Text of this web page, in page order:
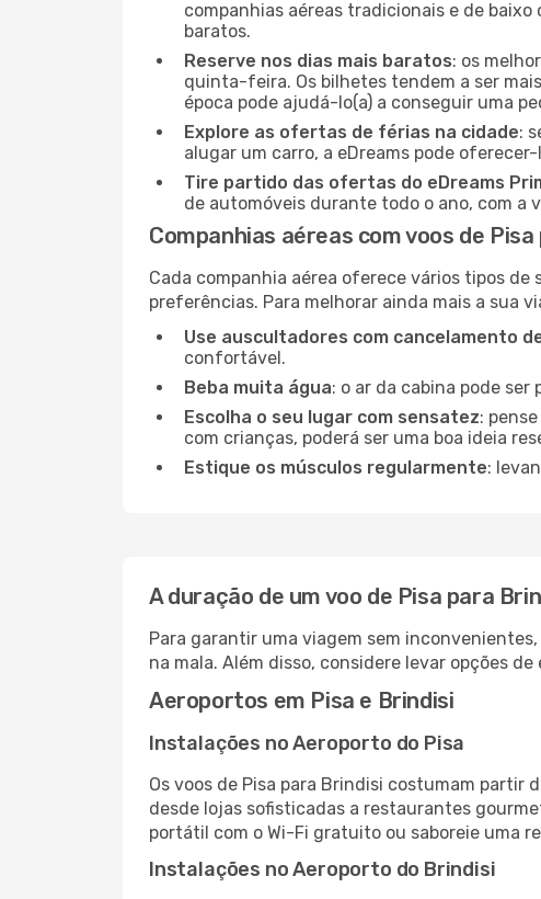
companhias aéreas tradicionais e de
baratos.
Reserve nos dias mais baratos: os
quinta-feira. Os bilhetes tendem a ser
época pode ajudá-lo(a) a conseguir uma
Explore as ofertas de férias na cidade:
alugar um carro, a eDreams pode
Tire partido das ofertas do eDreams
de automóveis durante todo o ano, com a
Companhias aéreas com voos de
Cada companhia aérea oferece vários tipos
preferências. Para melhorar ainda mais a sua
Use auscultadores com cancelamento
confortável.
Beba muita água: o ar da cabina pode
Escolha o seu lugar com sensatez:
com crianças, poderá ser uma boa ideia
Estique os músculos regularmente:
A duração de um voo de Pisa para
Para garantir uma viagem sem
na mala. Além disso, considere levar opções
Aeroportos em Pisa e Brindisi
Instalações no Aeroporto do Pisa
Os voos de Pisa para Brindisi costumam partir
desde lojas sofisticadas a restaurantes
portátil com o Wi-Fi gratuito ou saboreie uma
Instalações no Aeroporto do Brindisi